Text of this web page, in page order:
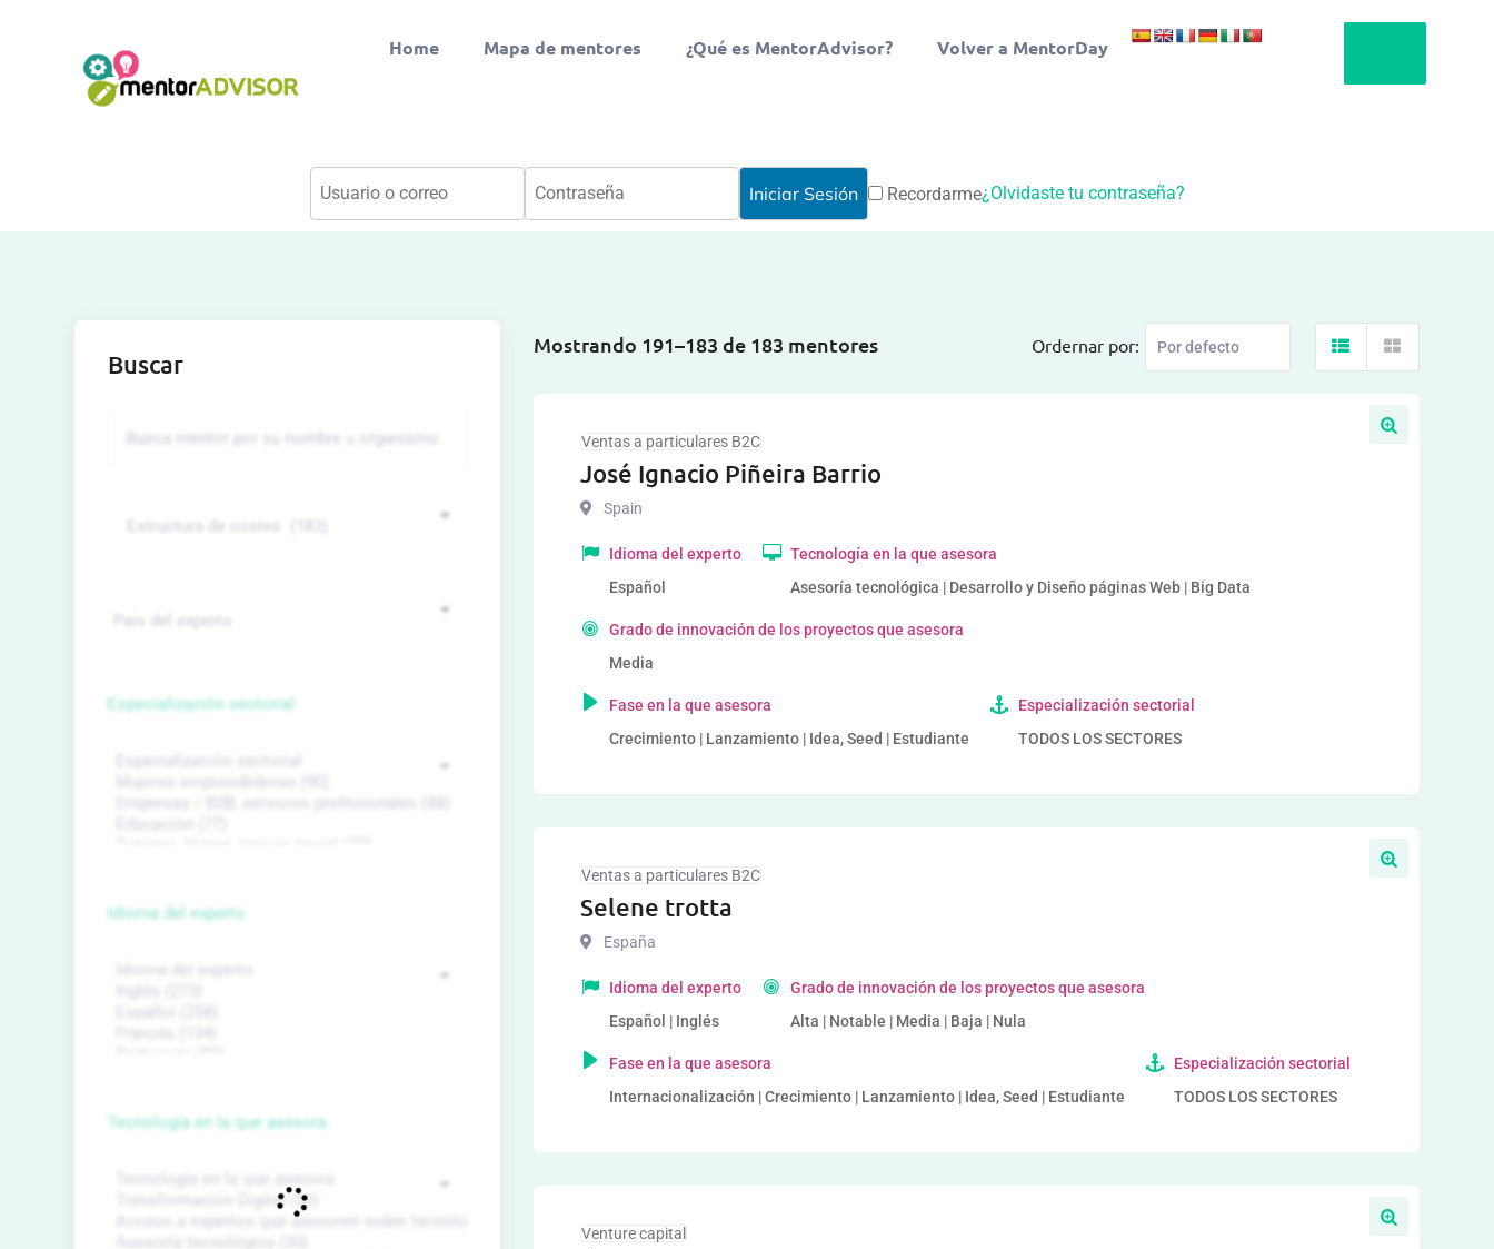
Home Mapa de mentores ¿Qué es MentorAdvisor? Volver a MentorDay
Recordarme¿Olvidaste tu contraseña?
Mostrando 191–183 de 183 mentores Ordernar por:
Ventas a particulares B2C
José Ignacio Piñeira Barrio
Spain
Idioma del experto
Español
Tecnología en la que asesora
Asesoría tecnológica | Desarrollo y Diseño páginas Web | Big Data
Grado de innovación de los proyectos que asesora
Media
Fase en la que asesora
Crecimiento | Lanzamiento | Idea, Seed | Estudiante
Especialización sectorial
TODOS LOS SECTORES
Ventas a particulares B2C
Selene trotta
España
Idioma del experto
Español | Inglés
Grado de innovación de los proyectos que asesora
Alta | Notable | Media | Baja | Nula
Fase en la que asesora
Internacionalización | Crecimiento | Lanzamiento | Idea, Seed | Estudiante
Especialización sectorial
TODOS LOS SECTORES
Venture capital
Buscar
Especialización sectorial
Idioma del experto
Tecnología en la que asesora